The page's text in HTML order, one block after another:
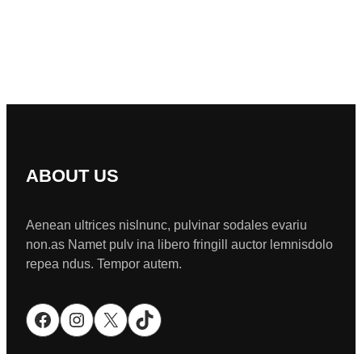
ABOUT US
Aenean ultrices nislnunc, pulvinar sodales evariu
non.as Namet pulv ina libero fringill auctor lemnisdolo
repea ndus. Tempor autem.
Facebook Instagram X TikTok